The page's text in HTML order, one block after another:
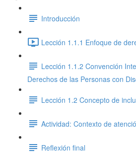
Introducción
Lección 1.1.1 Enfoque de
Lección 1.1.2 Convención
Derechos de las Personas con
Lección 1.2 Concepto de
Actividad: Contexto de
Reflexión final